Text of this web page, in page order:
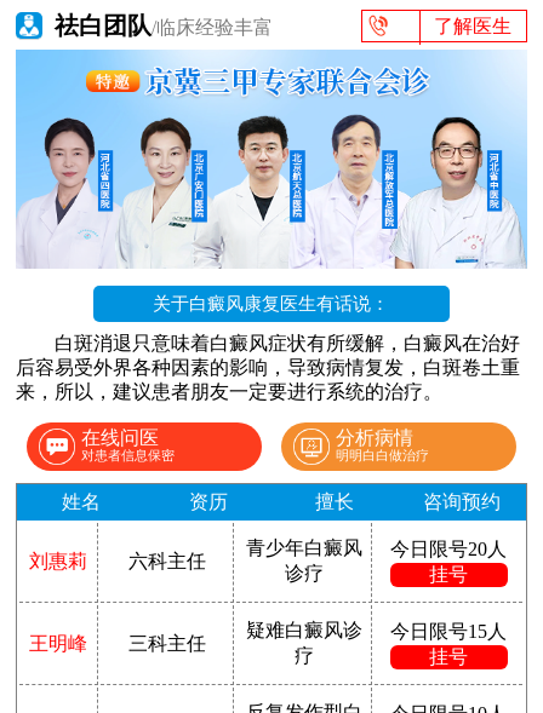
祛白团队/临床经验丰富 了解医生
关于白癜风康复医生有话说：
白斑消退只意味着白癜风症状有所缓解，白癜风在治好
后容易受外界各种因素的影响，导致病情复发，白斑卷土重
来，所以，建议患者朋友一定要进行系统的治疗。
在线问医
对患者信息保密
分析病情
明明白白做治疗
姓名 资历 擅长 咨询预约
刘惠莉 六科主任
青少年白癜风
诊疗
今日限号20人
挂号
王明峰 三科主任
疑难白癜风诊
疗
今日限号15人
挂号